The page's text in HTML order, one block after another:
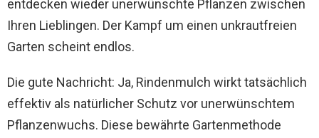
entdecken wieder unerwünschte Pflanzen zwischen
Ihren Lieblingen. Der Kampf um einen unkrautfreien
Garten scheint endlos.
Die gute Nachricht: Ja, Rindenmulch wirkt tatsächlich
effektiv als natürlicher Schutz vor unerwünschtem
Pflanzenwuchs. Diese bewährte Gartenmethode